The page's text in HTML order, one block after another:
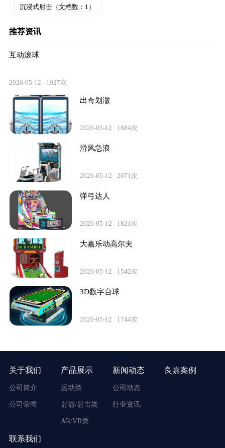
沉浸式射击（文档数：1）
推荐资讯
互动滚球
2026-05-12 1927次
出奇划澈
2026-05-12 1884次
滑风急浪
2026-05-12 2071次
弹弓达人
2026-05-12 1821次
大嘉乐动高尔夫
2026-05-12 1542次
3D数字台球
2026-05-12 1744次
关于我们
公司简介
公司荣誉
产品展示
运动类
射箭/射击类
AR/VR类
新闻动态
公司动态
行业资讯
良嘉案例
联系我们